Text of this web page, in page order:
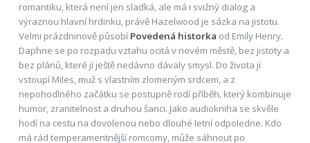
romantiku, která není jen sladká, ale má i svižný dialog a
výraznou hlavní hrdinku, právě Hazelwood je sázka na jistotu.
Velmi prázdninově působí Povedená historka od Emily Henry.
Daphne se po rozpadu vztahu ocitá v novém městě, bez jistoty a
bez plánů, které jí ještě nedávno dávaly smysl. Do života jí
vstoupí Miles, muž s vlastním zlomeným srdcem, a z
nepohodlného začátku se postupně rodí příběh, který kombinuje
humor, zranitelnost a druhou šanci. Jako audiokniha se skvěle
hodí na cestu na dovolenou nebo dlouhé letní odpoledne. Kdo
má rád temperamentnější romcomy, může sáhnout po